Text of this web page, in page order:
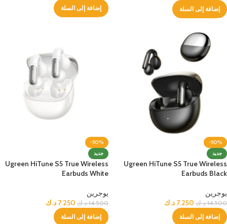
إضافة إلى السلة إضافة إلى السلة
-50%
جديد
Ugreen HiTune S5 True Wireless
Earbuds Black
يوجرين
14.500 د.ك 7.250 د.ك
إضافة إلى السلة
-50%
جديد
Ugreen HiTune S5 True Wireless
Earbuds White
يوجرين
14.500 د.ك 7.250 د.ك
إضافة إلى السلة